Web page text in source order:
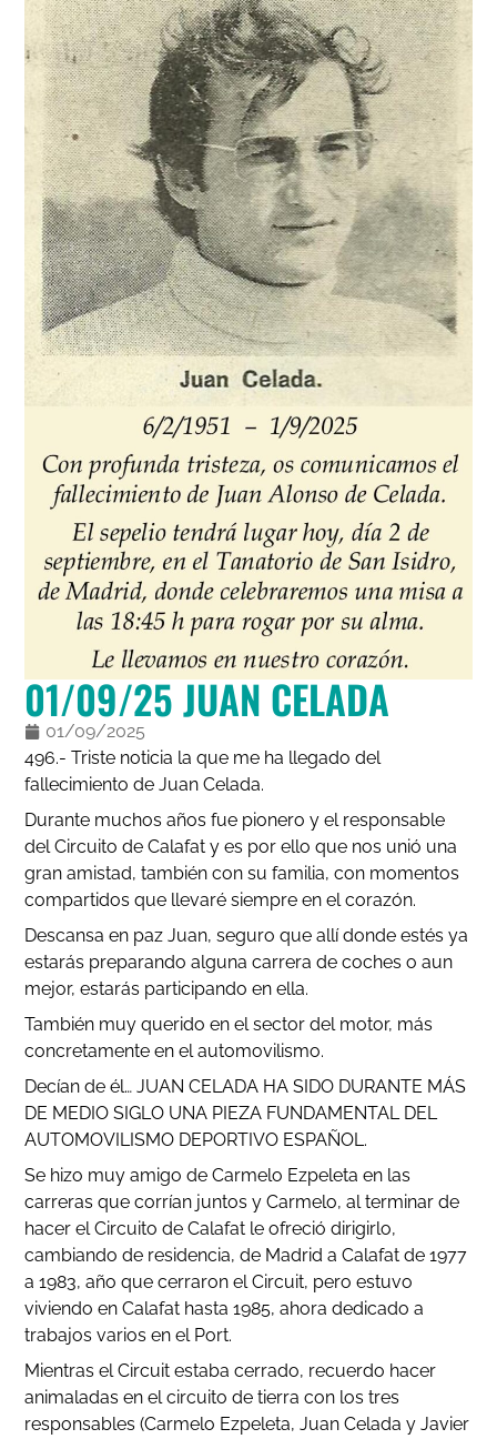
01/09/25 JUAN CELADA
01/09/2025
496.- Triste noticia la que me ha llegado del
fallecimiento de Juan Celada.
Durante muchos años fue pionero y el responsable
del Circuito de Calafat y es por ello que nos unió una
gran amistad, también con su familia, con momentos
compartidos que llevaré siempre en el corazón.
Descansa en paz Juan, seguro que allí donde estés ya
estarás preparando alguna carrera de coches o aun
mejor, estarás participando en ella.
También muy querido en el sector del motor, más
concretamente en el automovilismo.
Decían de él… JUAN CELADA HA SIDO DURANTE MÁS
DE MEDIO SIGLO UNA PIEZA FUNDAMENTAL DEL
AUTOMOVILISMO DEPORTIVO ESPAÑOL.
Se hizo muy amigo de Carmelo Ezpeleta en las
carreras que corrían juntos y Carmelo, al terminar de
hacer el Circuito de Calafat le ofreció dirigirlo,
cambiando de residencia, de Madrid a Calafat de 1977
a 1983, año que cerraron el Circuit, pero estuvo
viviendo en Calafat hasta 1985, ahora dedicado a
trabajos varios en el Port.
Mientras el Circuit estaba cerrado, recuerdo hacer
animaladas en el circuito de tierra con los tres
responsables (Carmelo Ezpeleta, Juan Celada y Javier